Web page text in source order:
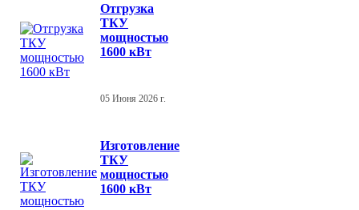
Отгрузка
ТКУ
мощностью
1600 кВт
05 Июня 2026 г.
Изготовление
ТКУ
мощностью
1600 кВт